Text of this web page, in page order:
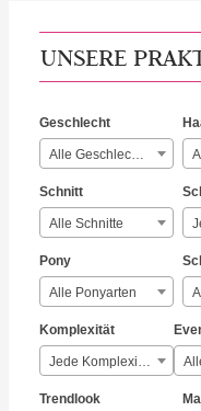
UNSERE
Geschlecht
Alle Geschlechter
Schnitt
Alle Schnitte
Pony
Alle Ponyarten
Komplexität
Jede Komplexität
Trendlook